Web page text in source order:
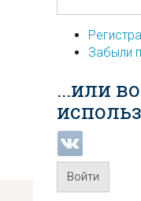
Забыли
...или
Войти